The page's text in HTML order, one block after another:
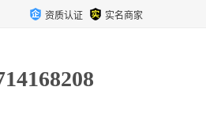
资质认证 实名商家